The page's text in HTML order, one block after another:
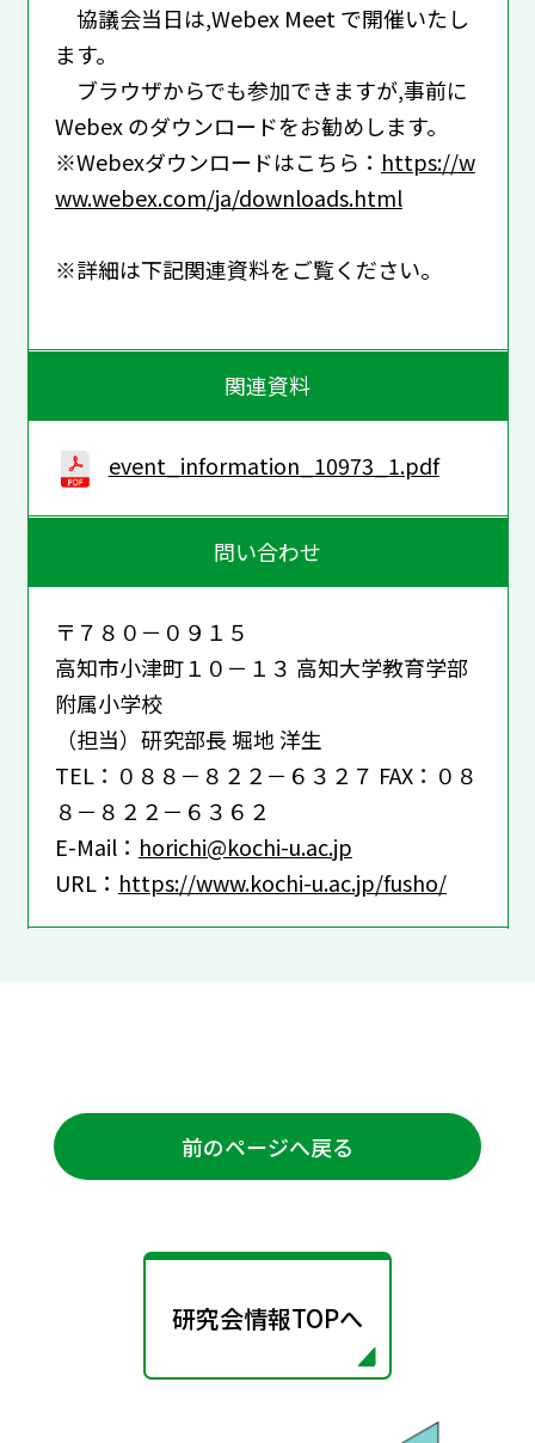
協議会当日は,Webex Meet で開催いたし
ます。
ブラウザからでも参加できますが,事前に
Webex のダウンロードをお勧めします。
※Webexダウンロードはこちら： https://w
ww.webex.com/ja/downloads.html
※詳細は下記関連資料をご覧ください。
関連資料
event_information_10973_1.pdf
問い合わせ
〒７８０－０９１５
高知市小津町１０－１３ 高知大学教育学部
附属小学校
（担当）研究部長 堀地 洋生
TEL：０８８－８２２－６３２７ FAX：０８
８－８２２－６３６２
E-Mail： horichi@kochi-u.ac.jp
URL： https://www.kochi-u.ac.jp/fusho/
前のページへ戻る
研究会情報TOPへ